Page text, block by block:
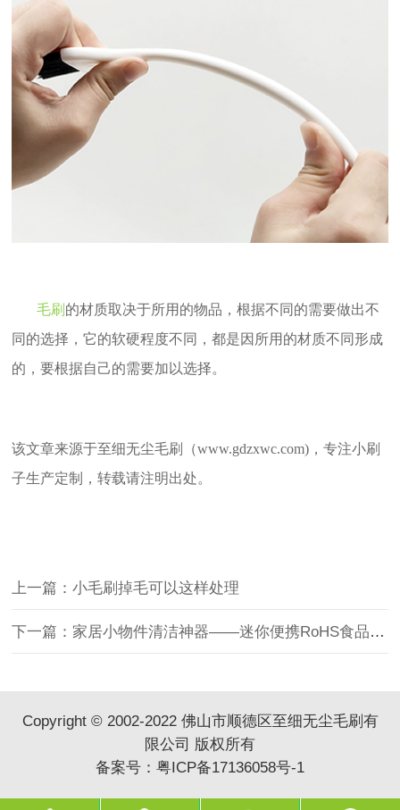
毛刷 的材质取决于所用的物品，根据不同的需要做出不
同的选择，它的软硬程度不同，都是因所用的材质不同形成
的，要根据自己的需要加以选择。
该文章来源于至细无尘毛刷（www.gdzxwc.com)，专注小刷
子生产定制，转载请注明出处。
上一篇：小毛刷掉毛可以这样处理
下一篇：家居小物件清洁神器——迷你便携RoHS食品级认证清洁刷
Copyright © 2002-2022 佛山市顺德区至细无尘毛刷有
限公司 版权所有
备案号： 粤ICP备17136058号-1